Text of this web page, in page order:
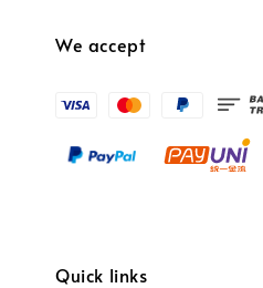
We accept
Quick links